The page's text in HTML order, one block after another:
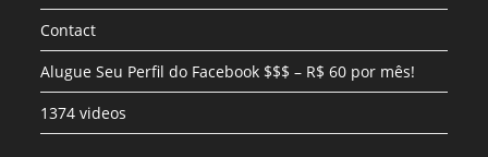
Contact
Alugue Seu Perfil do Facebook $$$ – R$ 60 por mês!
1374 videos